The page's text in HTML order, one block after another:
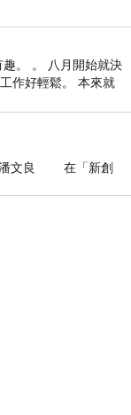
。 。 八月開始就決
作好輕鬆。 本來就
新創